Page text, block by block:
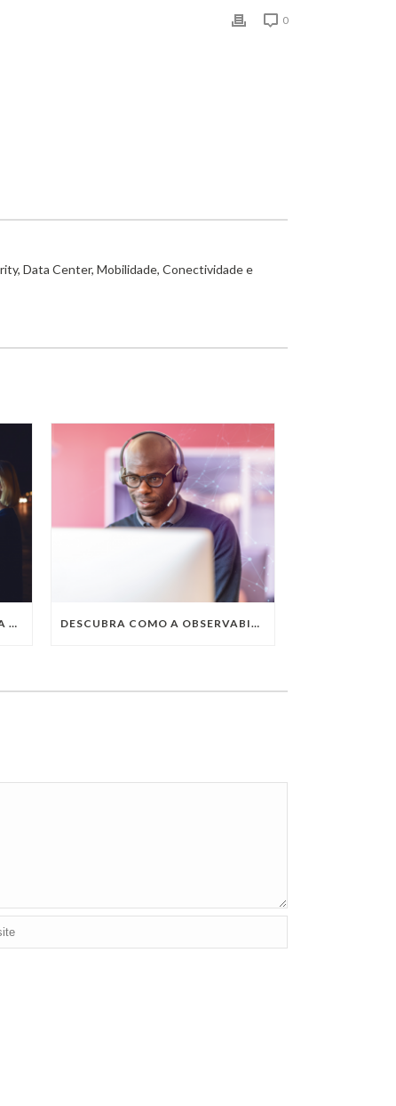
0
Data Center, Mobilidade, Conectividade e
QUAIS SÃO AS TENDÊNCIAS DA TECNOLOGIA DA INFORMAÇÃO PARA 2023? DESCUBRA COMO A OBSERVABILITY IMPULSIONA O SUCESSO DO SEU NEGÓCIO